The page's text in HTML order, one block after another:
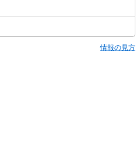
情報の見方